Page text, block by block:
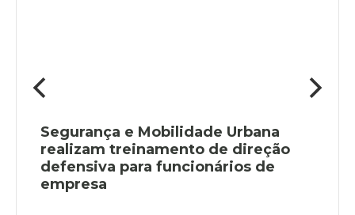
Segurança e Mobilidade Urbana
realizam treinamento de direção
defensiva para funcionários de
empresa